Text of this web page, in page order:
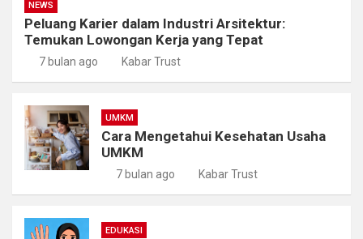
NEWS
Peluang Karier dalam Industri Arsitektur:
Temukan Lowongan Kerja yang Tepat
7 bulan ago Kabar Trust
UMKM
Cara Mengetahui Kesehatan Usaha
UMKM
7 bulan ago Kabar Trust
EDUKASI